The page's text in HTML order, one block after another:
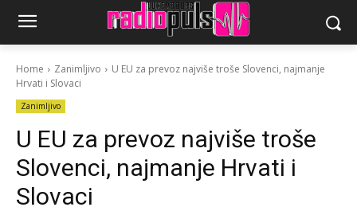
Home Zanimljivo
U EU za prevoz najviše troše Slovenci, najmanje
Hrvati i Slovaci
Zanimljivo
U EU za prevoz najviše troše
Slovenci, najmanje Hrvati i
Slovaci